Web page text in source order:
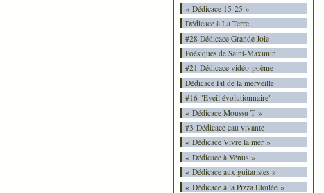
« Dédicace 15-25 »
Dédicace à La Terre
#28 Dédicace Grande Joie
Poésiques de Saint-Maximin
#21 Dédicace vidéo-poème
Dédicace Fil de la merveille
#16 "Eveil évolutionnaire"
« Dédicace Moussu T »
#3 Dédicace eau vivante
« Dédicace Vivre la mer »
« Dédicace à Vénus »
« Dédicace aux guitaristes »
« Dédicace à la Pizza Etoilée »